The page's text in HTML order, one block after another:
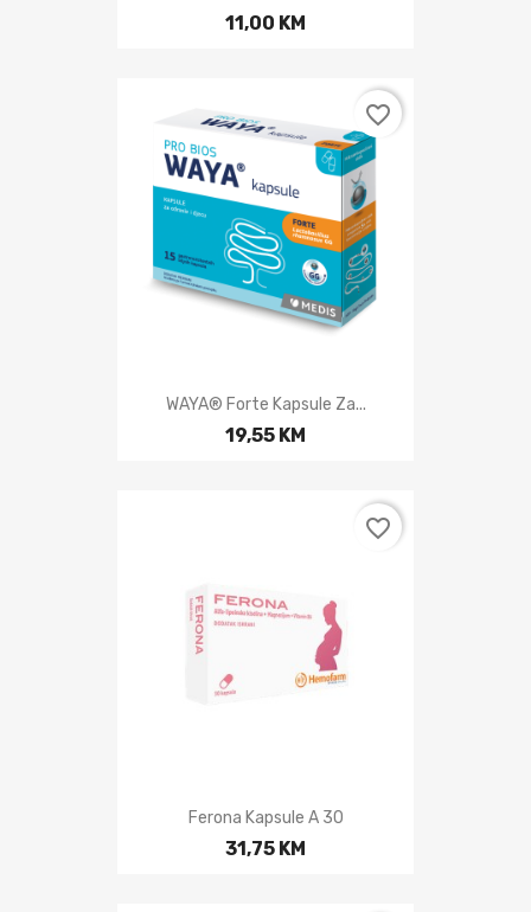
11,00 KM
WAYA® Forte Kapsule Za...
19,55 KM
favorite_border
Ferona Kapsule A 30
31,75 KM
favorite_border